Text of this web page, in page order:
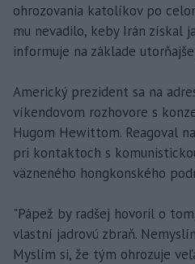
ohrozovania katolíkov po
mu nevadilo, keby Irán získal
informuje na základe
Americký prezident sa na
víkendovom rozhovore s
Hugom Hewittom. Reagoval
pri kontaktoch s
väzneného hongkonského
"Pápež by radšej hovoril o
vlastní jadrovú zbraň.
Myslím si, že tým ohrozuje